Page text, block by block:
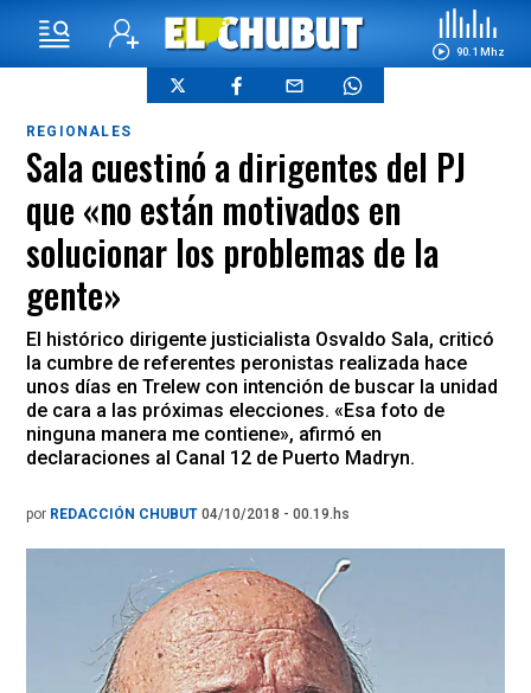
90.1 Mhz
REGIONALES
Sala cuestinó a dirigentes del PJ
que «no están motivados en
solucionar los problemas de la
gente»
El histórico dirigente justicialista Osvaldo Sala, criticó
la cumbre de referentes peronistas realizada hace
unos días en Trelew con intención de buscar la unidad
de cara a las próximas elecciones. «Esa foto de
ninguna manera me contiene», afirmó en
declaraciones al Canal 12 de Puerto Madryn.
por REDACCIÓN CHUBUT 04/10/2018 - 00.19.hs